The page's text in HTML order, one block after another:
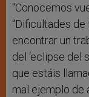
“Conocemos
“Dificultades
encontrar un
del ‘eclipse del
que estáis
mal ejemplo de